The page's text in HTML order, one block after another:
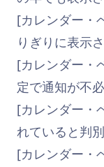
[カレンダー・
りぎりに表示
[カレンダー・
定で通知が不
[カレンダー・
れていると判
[カレンダー・